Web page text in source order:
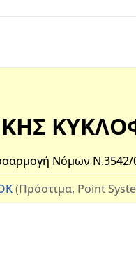
Νόμων
(Πρόστιμα, Point